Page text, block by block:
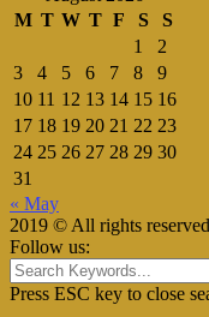
M T W T F S
S
1
2
3
4 5 6 7 8
9
10 11 12 13 14 15 16
17 18 19 20 21 22 23
24 25 26 27 28 29 30
31
« May
2019 © All rights
Follow us:
Press ESC key to close